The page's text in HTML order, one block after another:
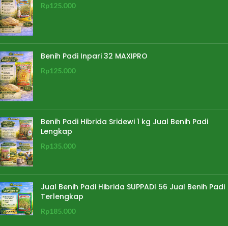
Rp125.000
Benih Padi Inpari 32 MAXIPRO
Rp125.000
Benih Padi Hibrida Sridewi 1 kg Jual Benih Padi
Lengkap
Rp135.000
Jual Benih Padi Hibrida SUPPADI 56 Jual Benih Padi
Terlengkap
Rp185.000